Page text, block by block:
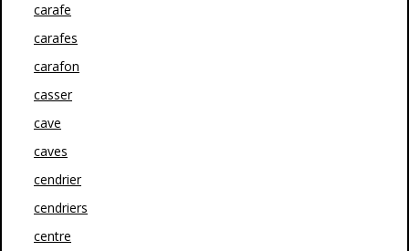
carafe
carafes
carafon
casser
cave
caves
cendrier
cendriers
centre